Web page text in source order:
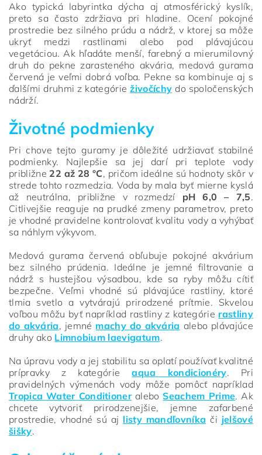
Ako typická labyrintka dýcha aj atmosférický kyslík,
preto sa často zdržiava pri hladine. Ocení pokojné
prostredie bez silného prúdu a nádrž, v ktorej sa môže
ukryť medzi rastlinami alebo pod plávajúcou
vegetáciou. Ak hľadáte menší, farebný a mierumilovný
druh do pekne zarasteného akvária, medová gurama
červená je veľmi dobrá voľba. Pekne sa kombinuje aj s
ďalšími druhmi z kategórieživočíchy do spoločenských
nádrží.
Životné podmienky
Pri chove tejto guramy je dôležité udržiavať stabilné
podmienky. Najlepšie sa jej darí pri teplote vody
približne 22 až 28 °C, pričom ideálne sú hodnoty skôr v
strede tohto rozmedzia. Voda by mala byť mierne kyslá
až neutrálna, približne v rozmedzí pH 6,0 – 7,5.
Citlivejšie reaguje na prudké zmeny parametrov, preto
je vhodné pravidelne kontrolovať kvalitu vody a vyhýbať
sa náhlym výkyvom.
Medová gurama červená obľubuje pokojné akvárium
bez silného prúdenia. Ideálne je jemné filtrovanie a
nádrž s hustejšou výsadbou, kde sa ryby môžu cítiť
bezpečne. Veľmi vhodné sú plávajúce rastliny, ktoré
tlmia svetlo a vytvárajú prirodzené prítmie. Skvelou
voľbou môžu byť napríklad rastliny z kategórie rastliny
do akvária, jemné machy do akvária alebo plávajúce
druhy ako Limnobium laevigatum.
Na úpravu vody a jej stabilitu sa oplatí používať kvalitné
prípravky z kategórieaqua kondicionéry. Pri
pravidelných výmenách vody môže pomôcť napríklad
Tropica Water ConditioneraleboSeachem Prime. Ak
chcete vytvoriť prirodzenejšie, jemne zafarbené
prostredie, vhodné sú aj listy mandľovníka či jelšové
šišky.